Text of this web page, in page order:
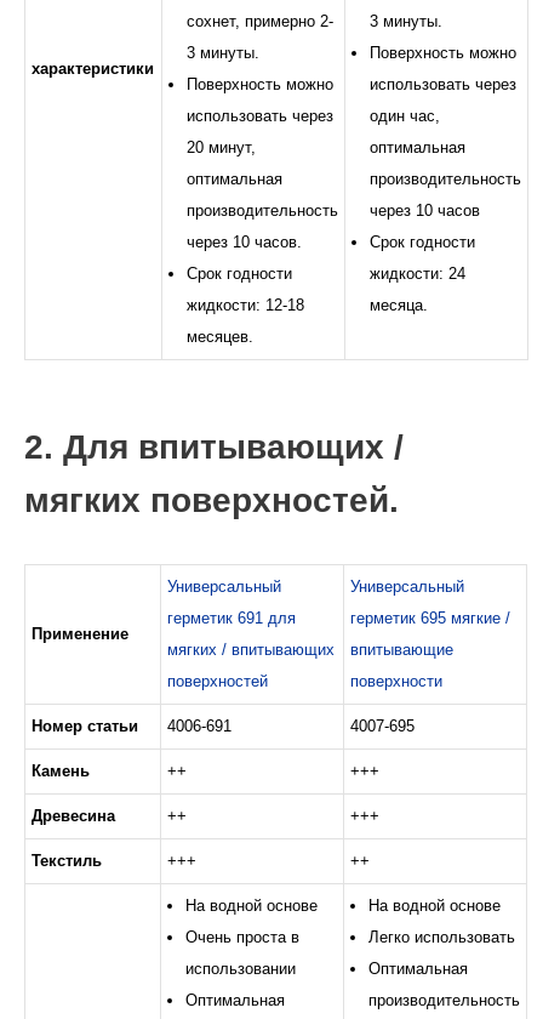
характеристики
сохнет, примерно 2-
3 минуты.
Поверхность можно
использовать через
20 минут,
оптимальная
производительность
через 10 часов.
Срок годности
жидкости: 12-18
месяцев.
3 минуты.
Поверхность можно
использовать через
один час,
оптимальная
производительность
через 10 часов
Срок годности
жидкости: 24
месяца.
2. Для впитывающих /
мягких поверхностей.
Применение
Универсальный
герметик 691 для
мягких / впитывающих
поверхностей
Универсальный
герметик 695 мягкие /
впитывающие
поверхности
Номер статьи 4006-691 4007-695
Камень ++ +++
Древесина ++ +++
Текстиль +++ ++
На водной основе
Очень проста в
использовании
Оптимальная
На водной основе
Легко использовать
Оптимальная
производительность